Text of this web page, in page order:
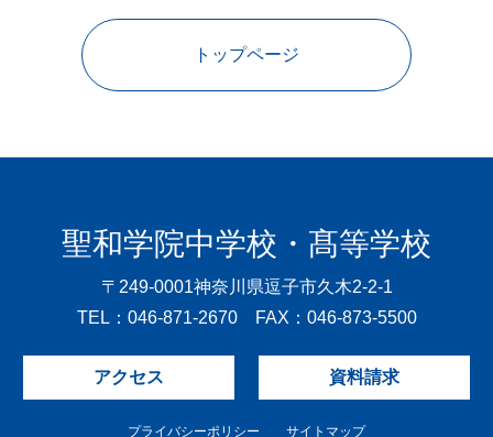
トップページ
聖和学院中学校・髙等学校
〒249-0001神奈川県逗子市久木2-2-1
TEL：046-871-2670 FAX：046-873-5500
アクセス 資料請求
プライバシーポリシー サイトマップ